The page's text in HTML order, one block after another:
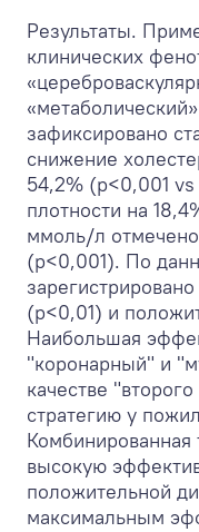
Результаты.
клинических
зафиксировано
снижение
54,2% (p<0,001
плотности на
ммоль/л
(p<0,001). По
(p<0,01) и
Наибольшая
"коронарный" и
качестве
стратегию у
Комбинированная
высокую
положительной
максимальным